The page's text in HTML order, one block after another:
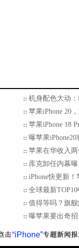
机身配色大动：
苹果iPhone 20
苹果iPhone 18
曝苹果
苹果在华收入
库克卸任内幕
iPhone快更新
全球最新
值得等吗？旗舰
曝苹果要出奇招
“iPhone”